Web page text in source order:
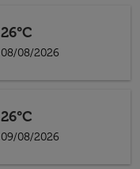
26°C
08/08/2026
26°C
09/08/2026